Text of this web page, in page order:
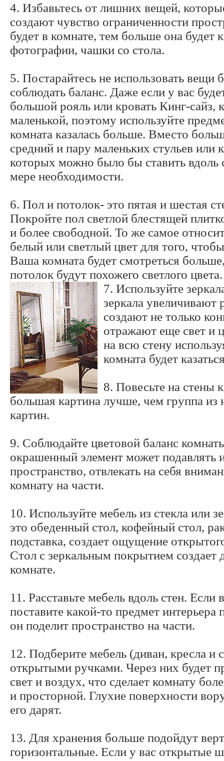
4. Избавьтесь от лишних вещей,
создают чувство ограниченности
будет в комнате, тем больше она будет
фотографии, чашки со стола.
5. Постарайтесь не использовать
соблюдать баланс. Даже если у вас
большой рояль или кровать Кинг-сайз,
маленькой, поэтому используйте
комната казалась больше. Вместо
средний и пару маленьких стульев или
которых можно было бы ставить вдоль
мере необходимости.
6. Пол и потолок- это пятая и шестая
Покройте пол светлой блестящей
и более свободной. То же самое
белый или светлый цвет для того,
Ваша комната будет смотреться
потолок будут похожего светлого цвета.
7. Используйте
зеркала увеличивают
создают не только
отражают еще свет и
на всю стену
комната будет
8. Повесьте на стены
большая картина лучше, чем группа из
картин.
9. Соблюдайте цветовой баланс
окрашенный элемент может подавлять
пространство, отвлекать на себя
комнату на части.
10. Используйте мебель из стекла или
это обеденный стол, кофейный стол,
подставка, создает ощущение
Стол с зеркальным покрытием создает
комнате.
11. Расставьте мебель вдоль стен. Если
поставите какой-то предмет интерьера
он поделит пространство на части.
12. Подберите мебель (диван, кресла и
открытыми ручками. Через них будет
свет и воздух, что сделает комнату
и просторной. Глухие поверхности
его дарят.
13. Для хранения больше подойдут
горизонтальные. Если у вас открытые